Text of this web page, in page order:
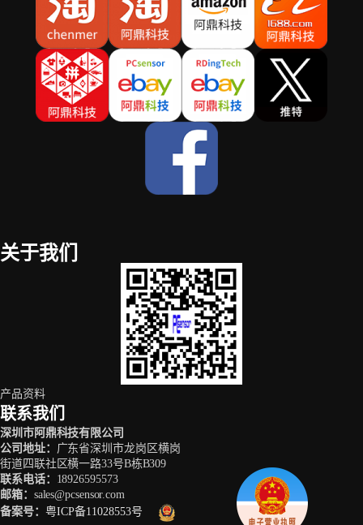
关于我们
产品资料
联系我们
深圳市阿鼎科技有限公司
公司地址：
广东省深圳市龙岗区横岗
街道四联社区横一路33号B栋B309
联系电话： 18926595573
邮箱： sales@pcsensor.com
备案号： 粤ICP备11028553号